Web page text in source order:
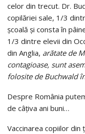
celor din trecut. Dr.
copilăriei sale, 1/3
şcoală şi consta în
1/3 dintre elevii din
din Anglia, arătate de
contagioase, sunt
folosite de Buchwald
Despre România
de câţiva ani buni…
Vaccinarea copiilor din